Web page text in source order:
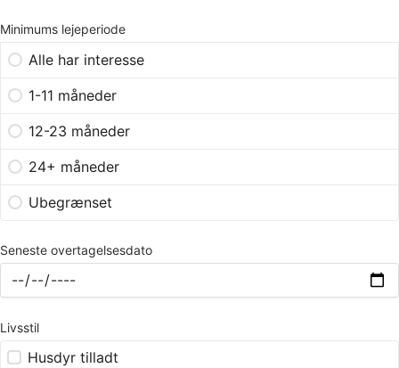
Minimums lejeperiode
Alle har interesse
1-11 måneder
12-23 måneder
24+ måneder
Ubegrænset
Seneste overtagelsesdato
Livsstil
Husdyr tilladt